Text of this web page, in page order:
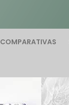
COMPARATIVAS